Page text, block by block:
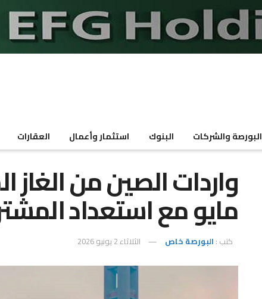
البورصة والشركات البنوك استثمار وأعمال العقارات
واردات الصين من
مايو مع استعداد
كتب : البورصة خاص الثلاثاء 2 يونيو 2026